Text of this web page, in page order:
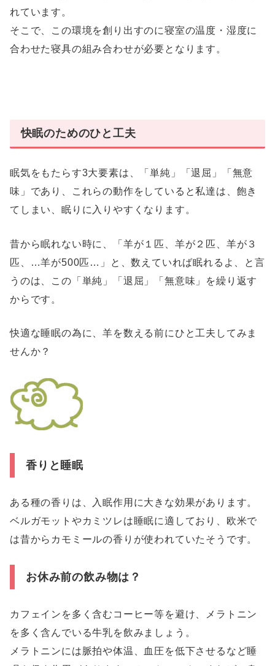
れています。
そこで、この環境を創り出すのに寝室の温度・湿度に
合わせた寝具の組み合わせが必要となります。
快眠のためのひと工夫
眠気をもたらす3大要素は、「単純」「退屈」「無意
味」であり、これらの動作をしていると私達は、飽き
てしまい、眠りに入りやすくなります。
昔から眠れない時に、「羊が１匹、羊が２匹、羊が３
匹、…羊が500匹…」と、数えていれば眠れるよ、と言
うのは、この「単純」「退屈」「無意味」を繰り返す
からです。
快適な睡眠の為に、羊を数える前にひと工夫してみま
せんか？
香りと睡眠
ある種の香りは、入眠作用に大きな効果があります。
ベルガモットやカミツレは睡眠に適しており、欧米で
は昔からカモミールの香りが使われていたそうです。
お休み前の飲み物は？
カフェインを多く含むコーヒー等を避け、メラトニン
を多く含んでいる牛乳を飲みましょう。
メラトニンには脈拍や体温、血圧を低下させるなど睡